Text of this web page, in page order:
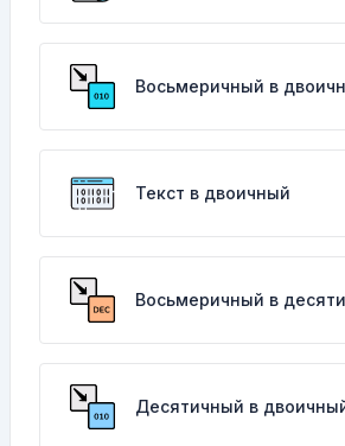
Восьмеричный в
Текст в двоичный
Восьмеричный в
Десятичный в